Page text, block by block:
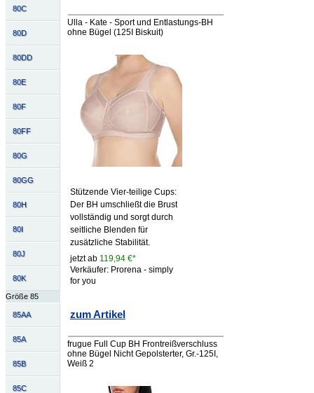
80C
80D
80DD
80E
80F
80FF
80G
80GG
80H
80I
80J
80K
Größe 85
85AA
85A
85B
85C
Ulla - Kate - Sport und Entlastungs-BH
ohne Bügel (125I Biskuit)
Stützende Vier-teilige Cups:
Der BH umschließt die Brust
vollständig und sorgt durch
seitliche Blenden für
zusätzliche Stabilität.
jetzt ab 119,94 €*
Verkäufer: Prorena - simply
for you
zum Artikel
frugue Full Cup BH Frontreißverschluss
ohne Bügel Nicht Gepolsterter, Gr.-125I,
Weiß 2